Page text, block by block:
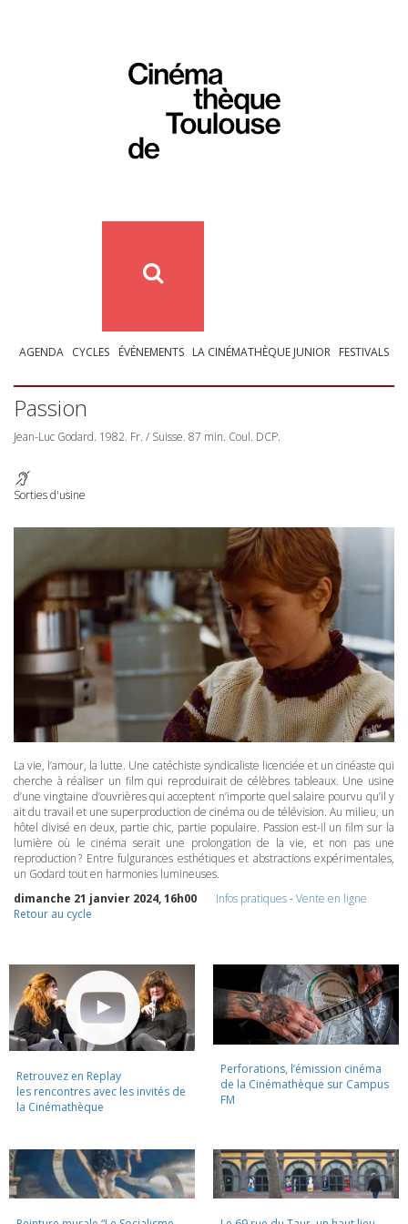
AGENDA CYCLES ÉVÉNEMENTS LA CINÉMATHÈQUE JUNIOR FESTIVALS
Passion
Jean-Luc Godard. 1982. Fr. / Suisse. 87 min. Coul. DCP.
Sorties d'usine
La vie, l’amour, la lutte. Une catéchiste syndicaliste licenciée et un cinéaste qui
cherche à réaliser un film qui reproduirait de célèbres tableaux. Une usine
d’une vingtaine d’ouvrières qui acceptent n’importe quel salaire pourvu qu’il y
ait du travail et une superproduction de cinéma ou de télévision. Au milieu, un
hôtel divisé en deux, partie chic, partie populaire. Passion est-il un film sur la
lumière où le cinéma serait une prolongation de la vie, et non pas une
reproduction ? Entre fulgurances esthétiques et abstractions expérimentales,
un Godard tout en harmonies lumineuses.
dimanche 21 janvier 2024, 16h00
Infos pratiques-Vente en ligne
Retour au cycle
Retrouvez en Replay
les rencontres avec les invités de
la Cinémathèque
Perforations, l’émission cinéma
de la Cinémathèque sur Campus
FM